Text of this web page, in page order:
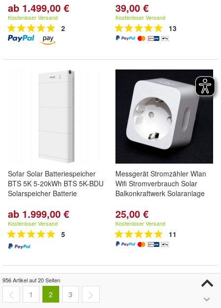
ab 1.499,00 €
Kostenloser Versand
2
39,00 €
Kostenloser Versand
13
Sofar Solar Batteriespeicher
BTS 5K 5-20kWh BTS 5K-BDU
Solarspeicher Batterie
ab 1.999,00 €
Kostenloser Versand
5
Messgerät Stromzähler Wlan
Wifi Stromverbrauch Solar
Balkonkraftwerk Solaranlage
25,00 €
Kostenloser Versand
11
956 Artikel auf 20 Seiten
1 2 3